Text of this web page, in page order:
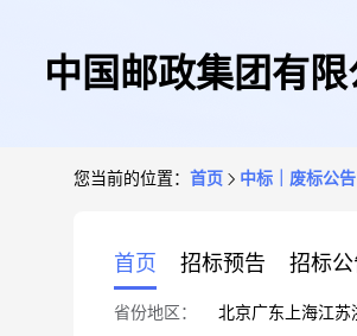
中国邮政集团有
您当前的位置： 首页 中标｜废标公告
首页 招标预告 招标公
省份地区： 北京广东 上海江苏